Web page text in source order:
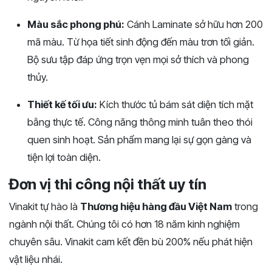
Màu sắc phong phú: Cánh Laminate sở hữu hơn 200
mã màu. Từ họa tiết sinh động đến màu trơn tối giản.
Bộ sưu tập đáp ứng trọn vẹn mọi sở thích và phong
thủy.
Thiết kế tối ưu: Kích thước tủ bám sát diện tích mặt
bằng thực tế. Công năng thông minh tuân theo thói
quen sinh hoạt. Sản phẩm mang lại sự gọn gàng và
tiện lợi toàn diện.
Đơn vị thi công nội thất uy tín
Vinakit tự hào là Thương hiệu hàng đầu Việt Nam trong
ngành nội thất. Chúng tôi có hơn 18 năm kinh nghiệm
chuyên sâu. Vinakit cam kết đền bù 200% nếu phát hiện
vật liệu nhái.